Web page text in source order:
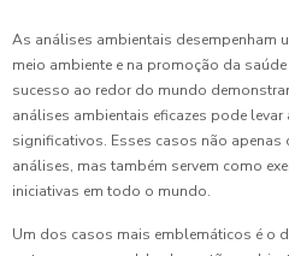
As análises ambientais desempenham
meio ambiente e na promoção da
sucesso ao redor do mundo
análises ambientais eficazes pode
significativos. Esses casos não
análises, mas também servem como
iniciativas em todo o mundo.
Um dos casos mais emblemáticos é o